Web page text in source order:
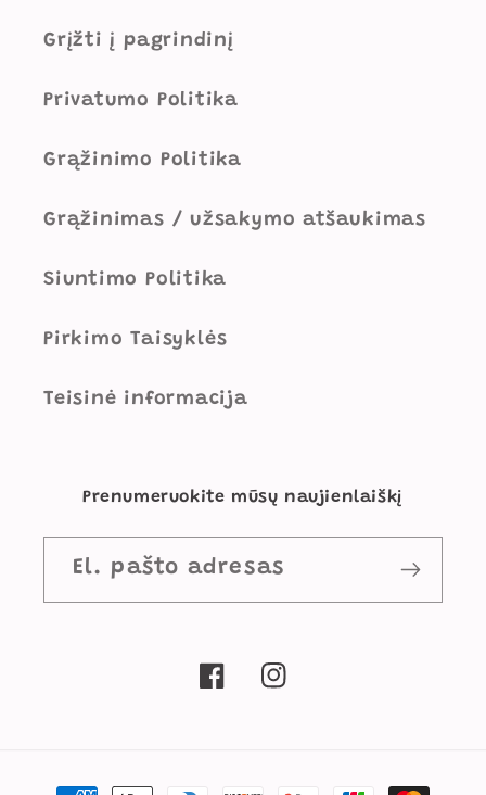
Grįžti į pagrindinį
Privatumo Politika
Grąžinimo Politika
Grąžinimas / užsakymo atšaukimas
Siuntimo Politika
Pirkimo Taisyklės
Teisinė informacija
Prenumeruokite mūsų naujienlaiškį
El. pašto adresas
„Facebook“„Instagram“
Mokėjimo